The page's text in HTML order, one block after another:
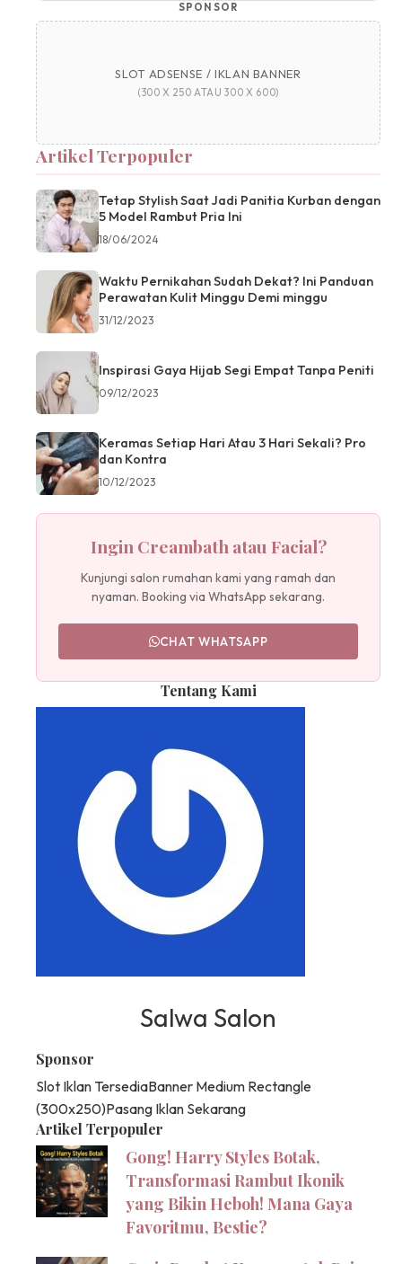
SPONSOR
SLOT ADSENSE / IKLAN BANNER
(300 X 250 ATAU 300 X 600)
Artikel Terpopuler
Tetap Stylish Saat Jadi Panitia Kurban dengan
5 Model Rambut Pria Ini
18/06/2024
Waktu Pernikahan Sudah Dekat? Ini Panduan
Perawatan Kulit Minggu Demi minggu
31/12/2023
Inspirasi Gaya Hijab Segi Empat Tanpa Peniti
09/12/2023
Keramas Setiap Hari Atau 3 Hari Sekali? Pro
dan Kontra
10/12/2023
Ingin Creambath atau Facial?
Kunjungi salon rumahan kami yang ramah dan
nyaman. Booking via WhatsApp sekarang.
CHAT WHATSAPP
Tentang Kami
Salwa Salon
Sponsor
Slot Iklan TersediaBanner Medium Rectangle
(300x250)Pasang Iklan Sekarang
Artikel Terpopuler
Gong! Harry Styles Botak,
Transformasi Rambut Ikonik
yang Bikin Heboh! Mana Gaya
Favoritmu, Bestie?